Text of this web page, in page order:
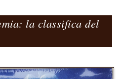
la classifica del